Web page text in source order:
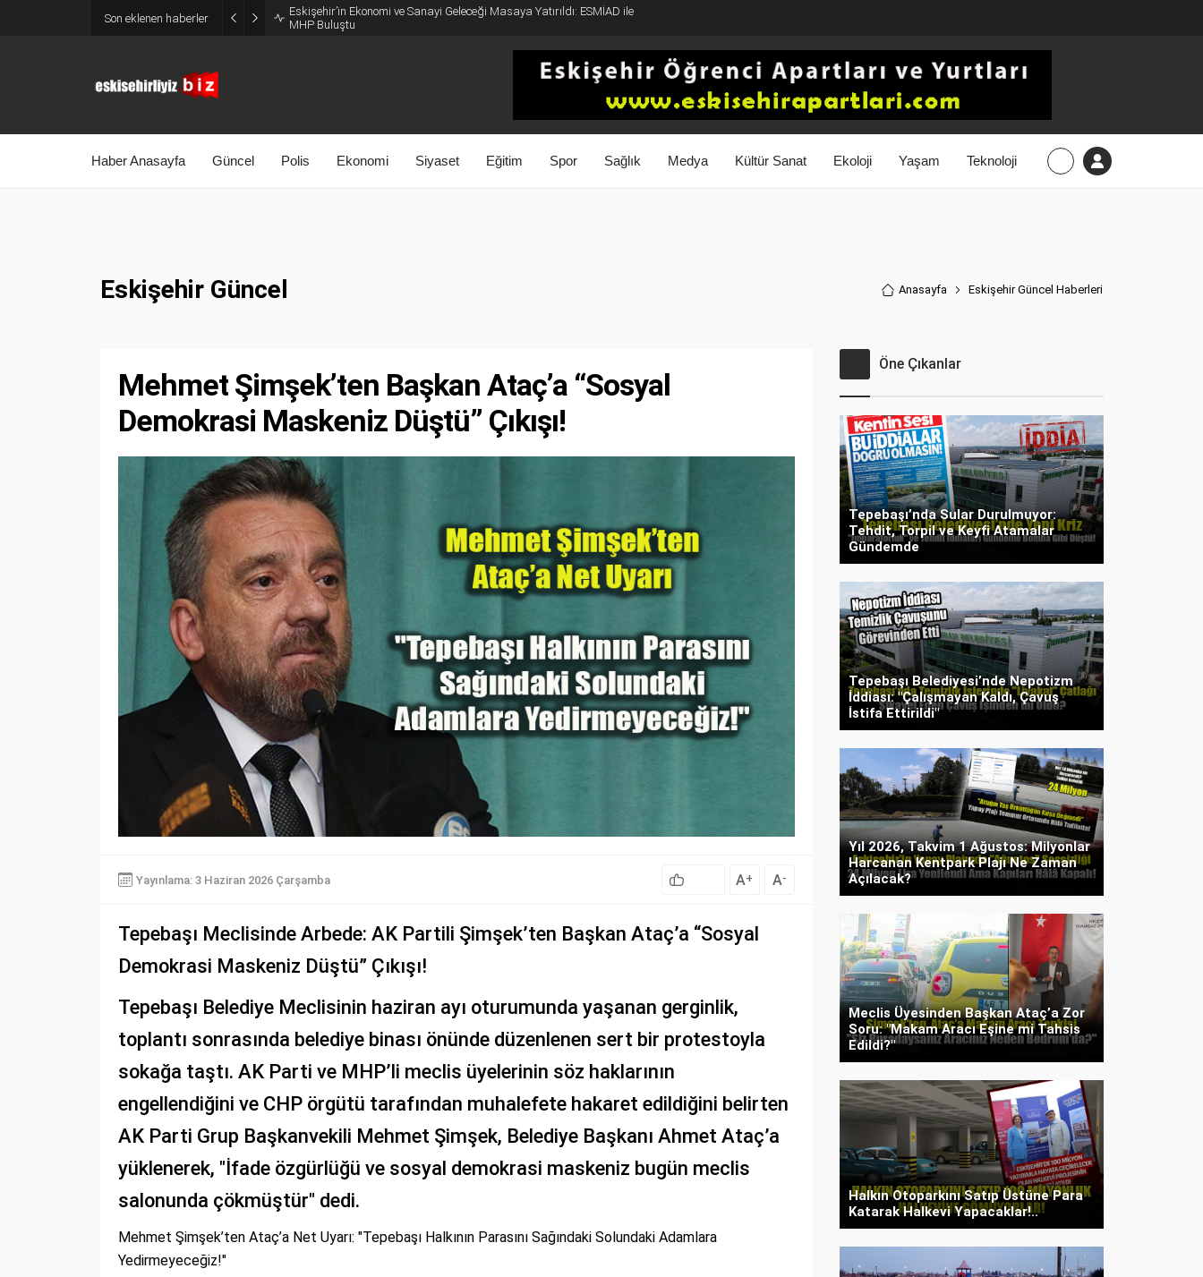
Son eklenen haberler
Eskişehir’in Ekonomi ve Sanayi Geleceği Masaya Yatırıldı: ESMİAD ile
MHP Buluştu
Haber Anasayfa Güncel Polis Ekonomi Siyaset Eğitim Spor Sağlık Medya Kültür Sanat Ekoloji Yaşam Teknoloji
Eskişehir Güncel Anasayfa Eskişehir Güncel Haberleri
Mehmet Şimşek’ten Başkan Ataç’a “Sosyal
Demokrasi Maskeniz Düştü” Çıkışı!
Yayınlama: 3 Haziran 2026 Çarşamba A+ A-
Tepebaşı Meclisinde Arbede: AK Partili Şimşek’ten Başkan Ataç’a “Sosyal
Demokrasi Maskeniz Düştü” Çıkışı!
Tepebaşı Belediye Meclisinin haziran ayı oturumunda yaşanan gerginlik,
toplantı sonrasında belediye binası önünde düzenlenen sert bir protestoyla
sokağa taştı. AK Parti ve MHP’li meclis üyelerinin söz haklarının
engellendiğini ve CHP örgütü tarafından muhalefete hakaret edildiğini belirten
AK Parti Grup Başkanvekili Mehmet Şimşek, Belediye Başkanı Ahmet Ataç’a
yüklenerek, "İfade özgürlüğü ve sosyal demokrasi maskeniz bugün meclis
salonunda çökmüştür" dedi.
Mehmet Şimşek’ten Ataç’a Net Uyarı: "Tepebaşı Halkının Parasını Sağındaki Solundaki Adamlara
Yedirmeyeceğiz!"
Öne Çıkanlar
Tepebaşı’nda Sular Durulmuyor:
Tehdit, Torpil ve Keyfi Atamalar
Gündemde
Tepebaşı Belediyesi’nde Nepotizm
İddiası: "Çalışmayan Kaldı, Çavuş
İstifa Ettirildi"
Yıl 2026, Takvim 1 Ağustos: Milyonlar
Harcanan Kentpark Plajı Ne Zaman
Açılacak?
Meclis Üyesinden Başkan Ataç’a Zor
Soru: "Makam Aracı Eşine mi Tahsis
Edildi?"
Halkın Otoparkını Satıp Üstüne Para
Katarak Halkevi Yapacaklar!..